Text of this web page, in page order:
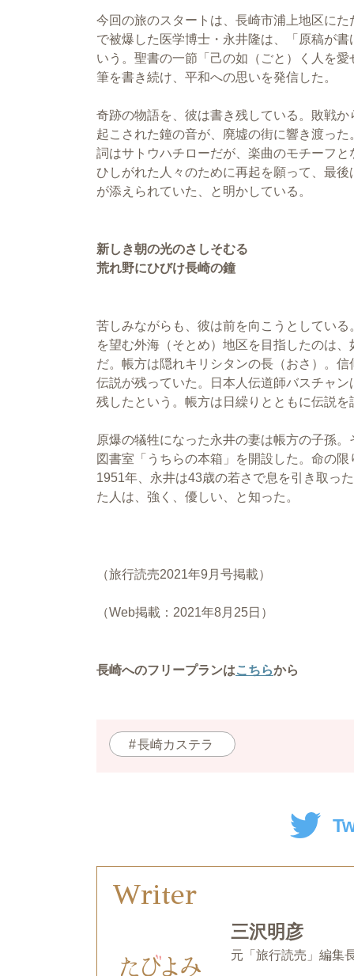
今回の旅のスタートは、長崎市浦上地区に
で被爆した医学博士・永井隆は、「原稿が
いう。聖書の一節「己の如（ごと）く人を
筆を書き続け、平和への思いを発信した。
奇跡の物語を、彼は書き残している。敗戦
起こされた鐘の音が、廃墟の街に響き渡っ
詞はサトウハチローだが、楽曲のモチーフ
ひしがれた人々のために再起を願って、最
が添えられていた、と明かしている。
新しき朝の光のさしそむる
荒れ野にひびけ長崎の鐘
苦しみながらも、彼は前を向こうとしてい
を望む外海（そとめ）地区を目指したのは
だ。帳方は隠れキリシタンの長（おさ）。
伝説が残っていた。日本人伝道師バスチャ
残したという。帳方は日繰りとともに伝説
原爆の犠牲になった永井の妻は帳方の子孫
図書室「うちらの本箱」を開設した。命の
1951年、永井は43歳の若さで息を引き取
た人は、強く、優しい、と知った。
（旅行読売2021年9月号掲載）
（Web掲載：2021年8月25日）
長崎へのフリープランはこちらから
長崎カステラ
Writer
三沢明彦
元「旅行読売」編集